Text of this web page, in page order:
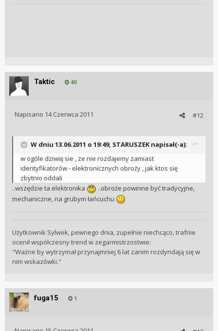
Taktic 40
#12
Napisano 14 Czerwca 2011
W dniu 13.06.2011 o 19:49, STARUSZEK napisał(-a):
w ogóle dziwię sie , ze nie rozdajemy zamiast
identyfikatorów - elektronicznych obroży , jak ktos się
zbytnio oddali
..wszędzie ta elektronika
..obroże powinne być tradycyjne,
mechaniczne, na grubym łańcuchu
Użytkownik Sylwek, pewnego dnia, zupełnie niechcąco, trafnie
ocenił współczesny trend w zegarmistrzostwie:
"Ważne by wytrzymał przynajmniej 6 lat zanim rozdyndają się w
nim wskazówki."
fuga15 1